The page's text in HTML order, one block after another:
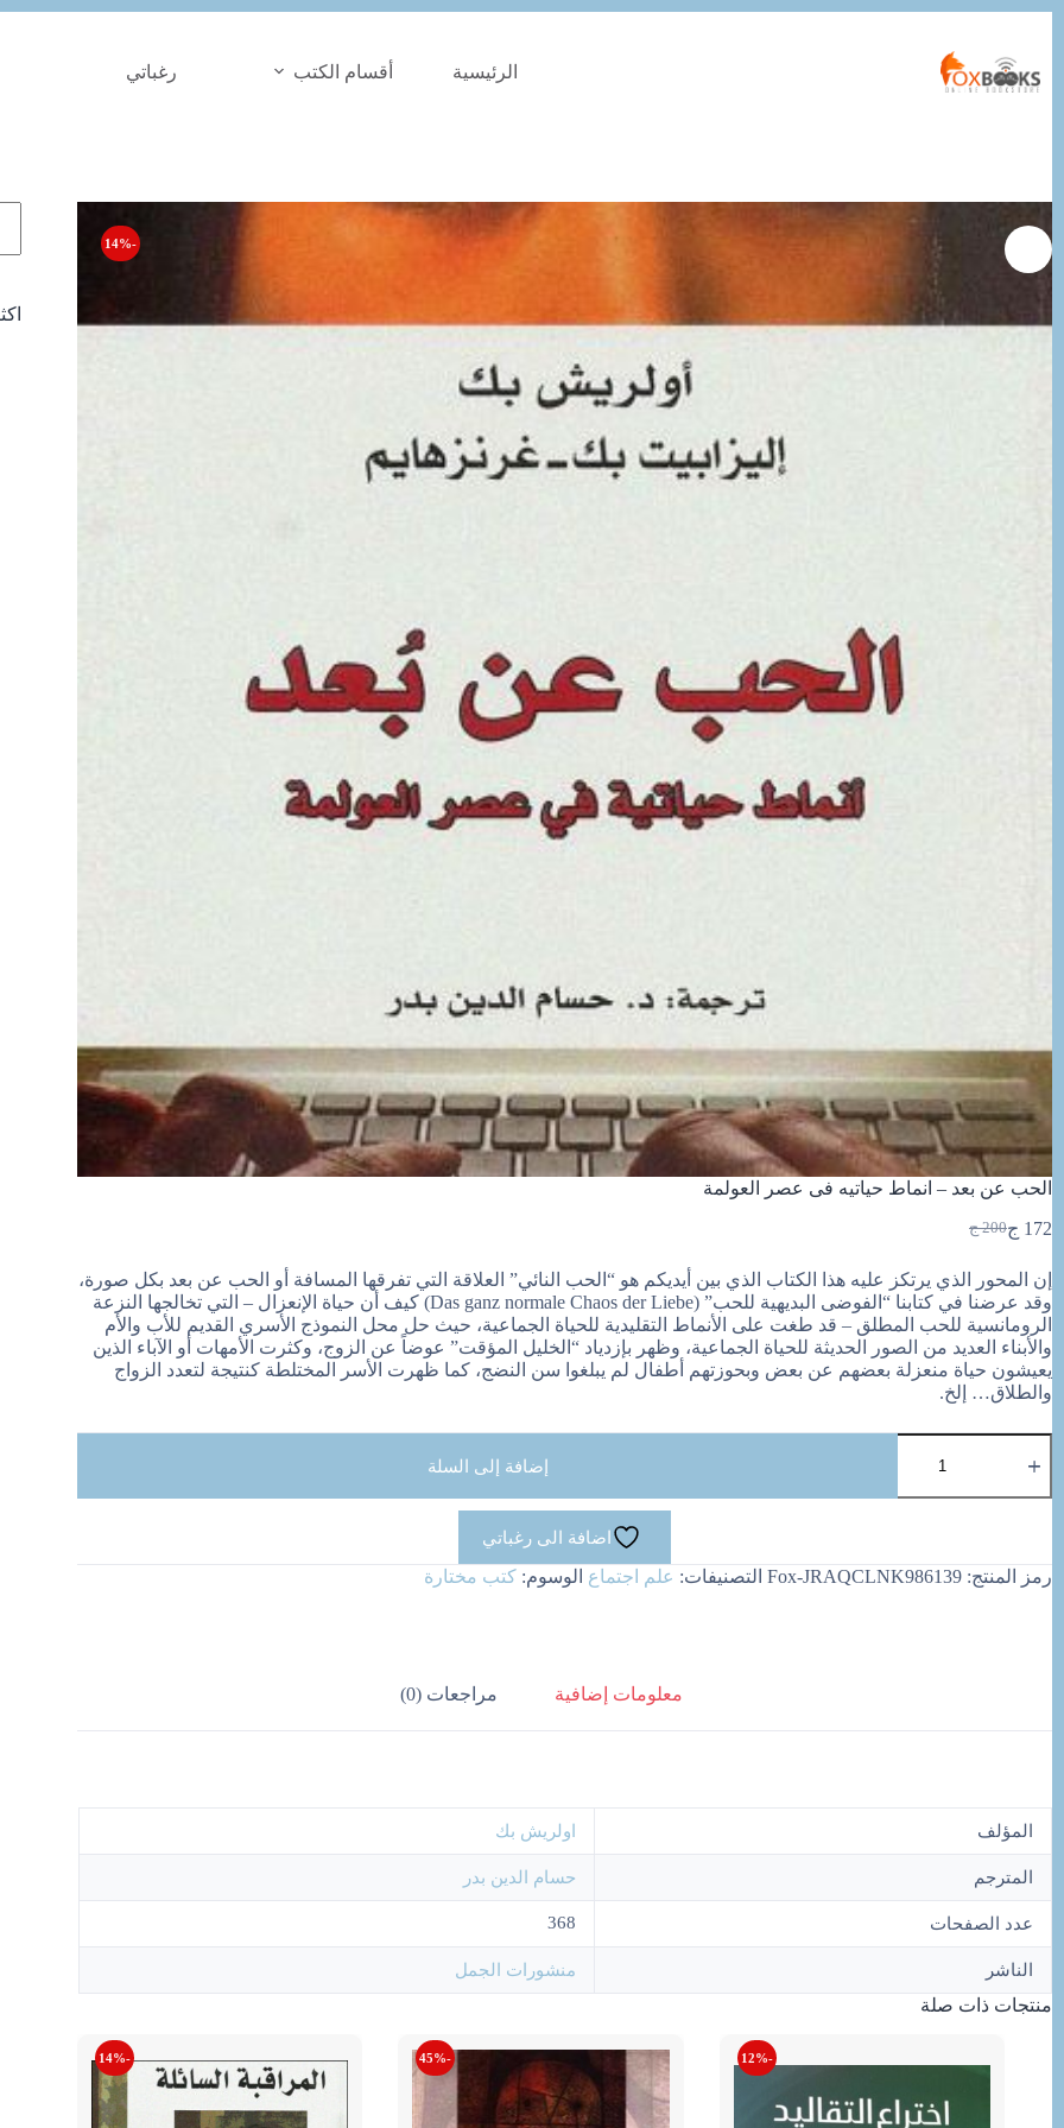
المحتوى
الرئيسية أقسام الكتب رغباتي
-14%
الحب عن بعد – انماط حياتيه فى عصر العولمة
200 ج
السعر
هو:
200 ج.
172 جالسعر
هو:
172 ج.
إن المحور الذي يرتكز عليه هذا الكتاب الذي بين أيديكم هو “الحب النائي” العلاقة التي تفرقها المسافة أو الحب عن بعد بكل صورة،
وقد عرضنا في كتابنا “الفوضى البديهية للحب” (Das ganz normale Chaos der Liebe) كيف أن حياة الإنعزال – التي تخالجها النزعة
الرومانسية للحب المطلق – قد طغت على الأنماط التقليدية للحياة الجماعية، حيث حل محل النموذج الأسري القديم للأب والأم
والأبناء العديد من الصور الحديثة للحياة الجماعية، وظهر بإزدياد “الخليل المؤقت” عوضاً عن الزوج، وكثرت الأمهات أو الآباء الذين
يعيشون حياة منعزلة بعضهم عن بعض وبحوزتهم أطفال لم يبلغوا سن النضج، كما ظهرت الأسر المختلطة كنتيجة لتعدد الزواج
والطلاق… إلخ.
الحب
حياتيه
فى
إضافة إلى السلة
اضافة الى رغباتي
رمز المنتج: Fox-JRAQCLNK986139 التصنيفات: علم اجتماع الوسوم: كتب مختارة
معلومات إضافية مراجعات (0)
المؤلف اولريش بك
المترجم حسام الدين بدر
عدد الصفحات 368
الناشر منشورات الجمل
منتجات ذات صلة
-12%
-45%
-14%